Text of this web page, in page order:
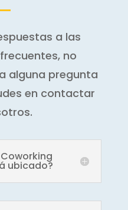
a las
no
alguna pregunta
en contactar
ubicado?